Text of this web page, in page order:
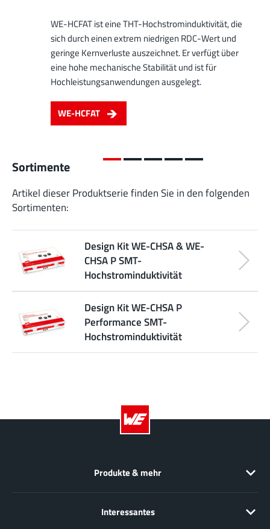
WE-HCFAT ist eine THT-Hochstrominduktivität, die
sich durch einen extrem niedrigen RDC-Wert und
geringe Kernverluste auszeichnet. Er verfügt über
eine hohe mechanische Stabilität und ist für
Hochleistungsanwendungen ausgelegt.
WE-HCFAT
Sortimente
Artikel dieser Produktserie finden Sie in den folgenden
Sortimenten:
Design Kit WE-CHSA & WE-
CHSA P SMT-
Hochstrominduktivität
Design Kit WE-CHSA P
Performance SMT-
Hochstrominduktivität
Produkte & mehr
Interessantes